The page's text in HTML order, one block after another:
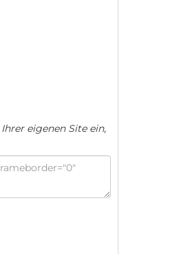
eigenen Site ein,